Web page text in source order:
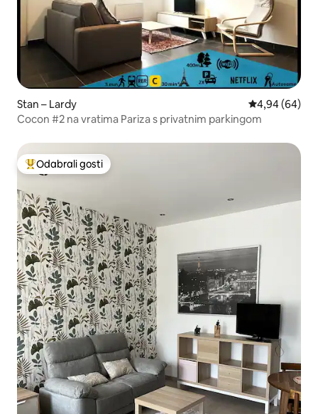
Stan – Lardy Prosječna
4,94 (64)
Cocon #2 na vratima Pariza s privatnim parkingom
Među najviše rangiranima s oznakom „Odabrali gosti”
Odabrali gosti